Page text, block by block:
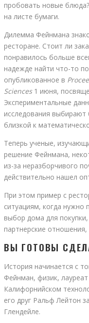
пробовать новые
на листе бумаги.
Дилемма Фейнмана
ресторане. Стоит ли
понравилось больше
надежде найти что-то
опубликованное в
Sciences1 июня,
Экспериментальные
исследования выбирают
близкой к
Теперь ученые,
решение Фейнмана,
из-за неразборчивого
действительно нашел
При этом пример с
ситуациям, когда
выбор дома для
партнерские
ВЫ ГОТОВЫ
История начинается с
Фейнман, физик,
Калифорнийском
его друг Ральф Лейтон
Глендейле.